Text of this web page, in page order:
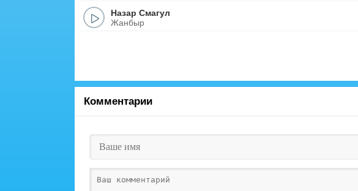
Назар Смагул
Жанбыр
Комментарии